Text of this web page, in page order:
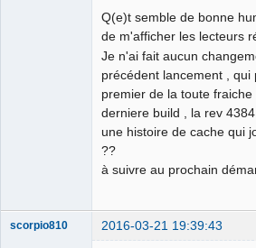
Q(e)t semble de bonne
de m'afficher les lecteurs
Je n'ai fait aucun
précédent lancement , qui
premier de la toute fraiche
derniere build , la rev 4384
une histoire de cache qui
??
à suivre au prochain
scorpio810 2016-03-21 19:39:43